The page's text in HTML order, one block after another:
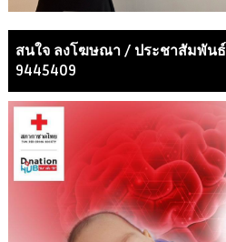
สนใจ ลงโฆษณา / ประชาสัมพัน
9445409